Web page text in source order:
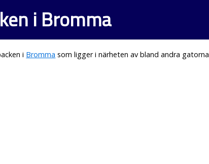
i Bromma
i Bromma som ligger i närheten av bland andra gatorna